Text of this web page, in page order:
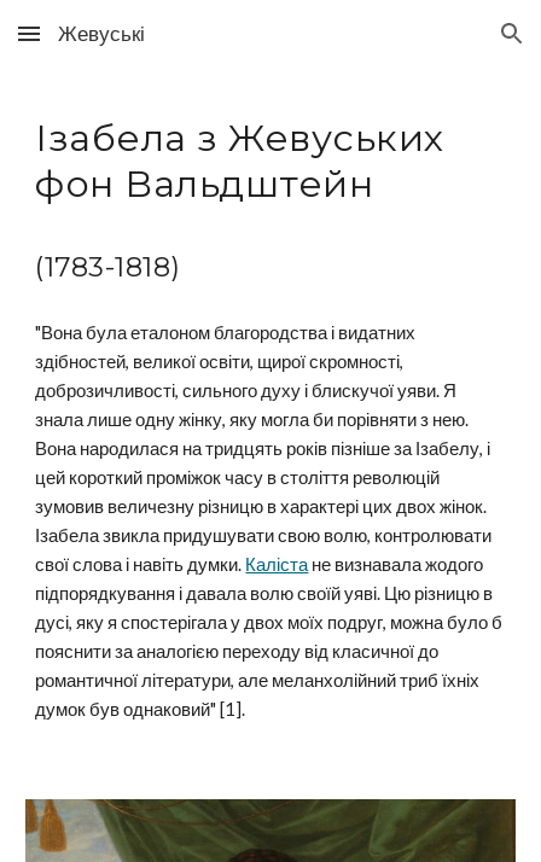
Skip to main content Skip to navigation
Жевуські
Ізабела з Жевуських
фон Вальдштейн
(1783-1818)
"Вона була еталоном благородства і видатних
здібностей, великої освіти, щирої скромності,
доброзичливості, сильного духу і блискучої уяви. Я
знала лише одну жінку, яку могла би порівняти з нею.
Вона народилася на тридцять років пізніше за Ізабелу, і
цей короткий проміжок часу в століття революцій
зумовив величезну різницю в характері цих двох жінок.
Ізабела звикла придушувати свою волю, контролювати
свої слова і навіть думки. Каліста не визнавала жодого
підпорядкування і давала волю своїй уяві. Цю різницю в
дусі, яку я спостерігала у двох моїх подруг, можна було б
пояснити за аналогією переходу від класичної до
романтичної літератури, але меланхолійний триб їхніх
думок був однаковий" [1].